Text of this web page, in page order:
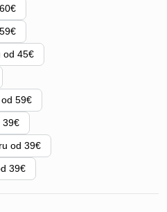
od 45€
59€
39€
od 39€
39€